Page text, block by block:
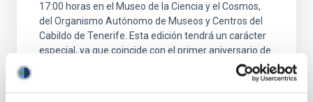
17:00 horas en el Museo de la Ciencia y el Cosmos,
del Organismo Autónomo de Museos y Centros del
Cabildo de Tenerife. Esta edición tendrá un carácter
especial, ya que coincide con el primer aniversario de
la iniciativa, cuya primera sesión se celebró el 24 de